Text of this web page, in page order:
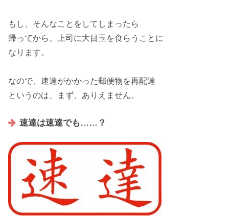
もし、そんなことをしてしまったら
帰ってから、上司に大目玉 を食らうことに
なります。
なので、速達がかかった郵便物を再配達
というのは、まず、 ありえません。
速達は速達でも……？